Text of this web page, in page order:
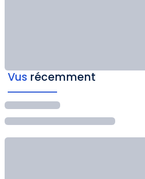
Vus récemment